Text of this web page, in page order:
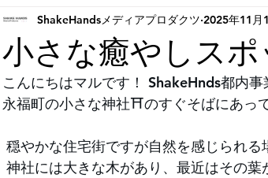
小さな癒やしスポ
ShakeHandsメディアプロダクツ 2025年11月
こんにちはマルです！ ShakeHnds都内事
永福町の小さな神社⛩️のすぐそばにあっ
穏やかな住宅街ですが自然を感じられる
神社には大きな木があり、最近はその